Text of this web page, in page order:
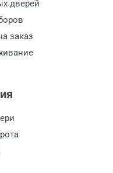
дверей
заказ